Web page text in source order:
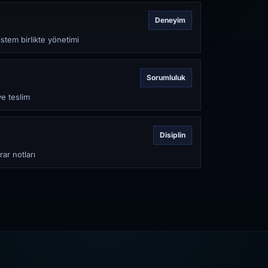
Deneyim
birlikte yönetimi
Sorumluluk
teslim
Disiplin
notları